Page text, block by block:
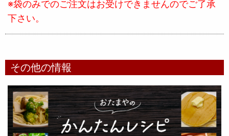
※袋のみでのご注文はお受けできませんのでご了承
下さい。
その他の情報